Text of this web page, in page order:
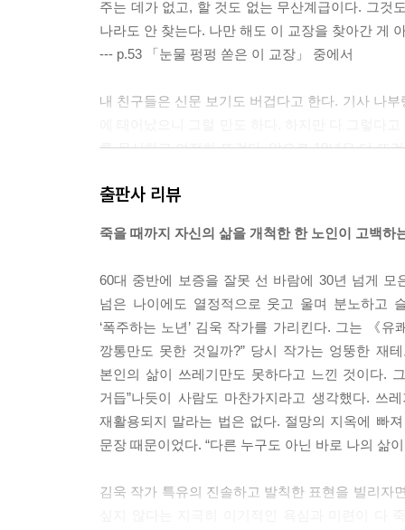
주는 데가 없고, 할 것도 없는 무산계급이다. 그것
나라도 안 찾는다. 나만 해도 이 교장을 찾아간 게
--- p.53 「눈물 펑펑 쏟은 이 교장」 중에서
내 친구들은 신문 보기도 버겁다고 한다. 기사 나
를 무시하고 여전히 뜨겁다. 앞으로 10년은 더 뜨
--- p.80 「'호적 연령‘에 집착하는 사회」 중에서
기껏해야 노는 게 목표라니, 무슨 망발이냐고 생
되지 말고 바깥에서 고독이 느껴지더라도 여기저
들과 얼굴을 마주하는 기회를 자꾸 만들다 보면
--- p.139 「내 인생을 위한 총천연색 무지개」 중에
일요일에 집 근처 대형 마트에 갔더니 여기가 치
다. 산에 가려는 사람도 있겠지만, 대부분은 등산
산화도 척 보기에 좋은 걸 신었는데 흑이 하나도
산복 입고 장 보는 군상들을 구경하면 되겠다고
--- p.151 「세상에서 가장 비참한 것」 중에서
출판사 리뷰
죽을 때까지 자신의 삶을 개척한 한 노인이 고백하
60대 중반에 보증을 잘못 선 바람에 30년 넘게
넘은 나이에도 열정적으로 웃고 울며 분노하고
‘폭주하는 노년’ 김욱 작가를 가리킨다. 그는 《
깡통만도 못한 것일까?” 당시 작가는 엉뚱한 재
본인의 삶이 쓰레기만도 못하다고 느낀 것이다.
거듭”나듯이 사람도 마찬가지라고 생각했다. 쓰
재활용되지 말라는 법은 없다. 절망의 지옥에 빠
문장 때문이었다. “다른 누구도 아닌 바로 나의 삶이
김욱 작가 특유의 진솔하고 발칙한 표현을 빌리자